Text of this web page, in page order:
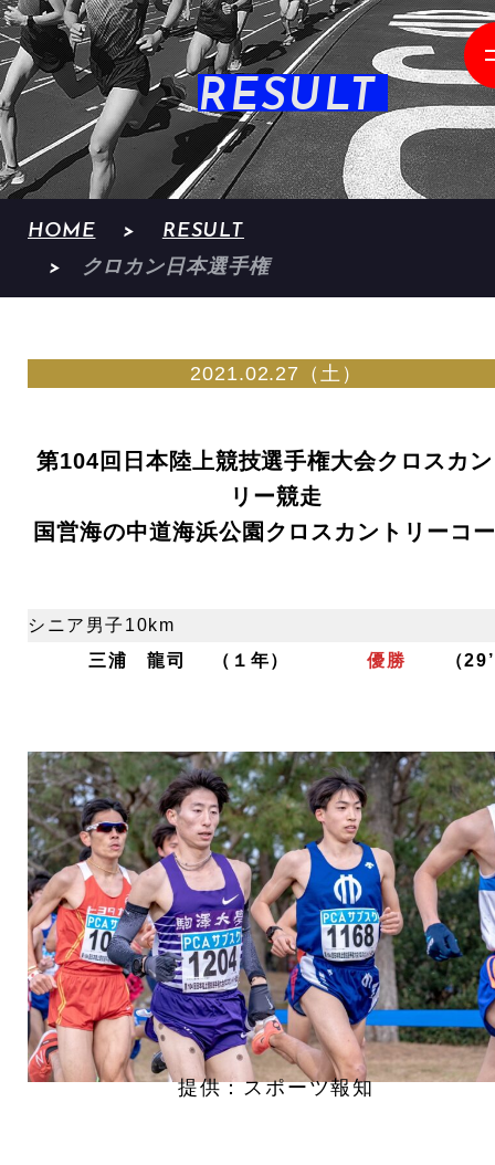
RESULT
HOME
RESULT
クロカン日本選手権
2021.02.27（土）
第104回日本陸上競技選手権大会クロスカ
リー競走
国営海の中道海浜公園クロスカントリーコ
シニア男子10km
三浦 龍司 （１年）
優勝 （
提供：スポーツ報知